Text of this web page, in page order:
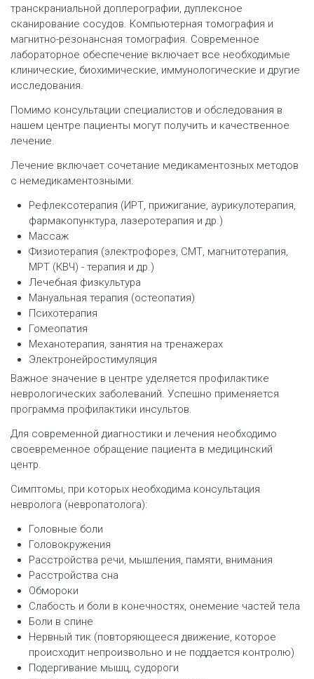
транскраниальной доплерографии, дуплексное
сканирование сосудов. Компьютерная томография и
магнитно-резонансная томография. Современное
лабораторное обеспечение включает все необходимые
клинические, биохимические, иммунологические и другие
исследования.
Помимо консультации специалистов и обследования в
нашем центре пациенты могут получить и качественное
лечение.
Лечение включает сочетание медикаментозных методов
с немедикаментозными:
Рефлексотерапия (ИРТ, прижигание, аурикулотерапия,
фармакопунктура, лазеротерапия и др.)
Массаж
Физиотерапия (электрофорез, СМТ, магнитотерапия,
МРТ (КВЧ) - терапия и др.)
Лечебная физкультура
Мануальная терапия (остеопатия)
Психотерапия
Гомеопатия
Механотерапия, занятия на тренажерах
Электронейростимуляция
Важное значение в центре уделяется профилактике
неврологических заболеваний. Успешно применяется
программа профилактики инсультов.
Для современной диагностики и лечения необходимо
своевременное обращение пациента в медицинский
центр.
Симптомы, при которых необходима консультация
невролога (невропатолога):
Головные боли
Головокружения
Расстройства речи, мышления, памяти, внимания
Расстройства сна
Обмороки
Слабость и боли в конечностях, онемение частей тела
Боли в спине
Нервный тик (повторяющееся движение, которое
происходит непроизвольно и не поддается контролю)
Подергивание мышц, судороги